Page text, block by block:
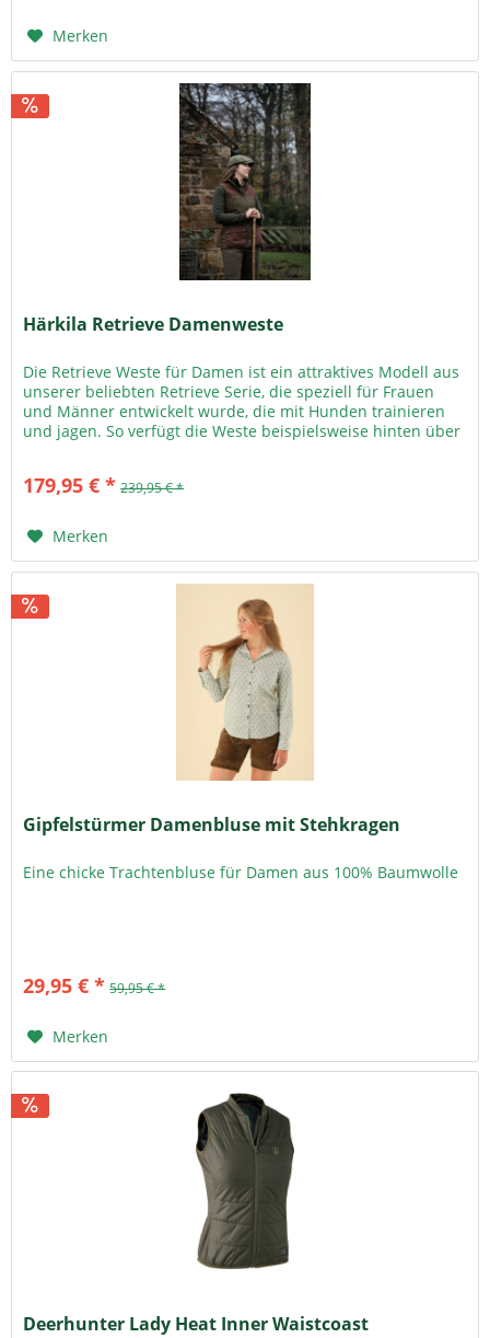
Merken
Härkila Retrieve Damenweste
Die Retrieve Weste für Damen ist ein attraktives Modell aus
unserer beliebten Retrieve Serie, die speziell für Frauen
und Männer entwickelt wurde, die mit Hunden trainieren
und jagen. So verfügt die Weste beispielsweise hinten über
179,95 € * 239,95 € *
Merken
Gipfelstürmer Damenbluse mit Stehkragen
Eine chicke Trachtenbluse für Damen aus 100% Baumwolle
29,95 € * 59,95 € *
Merken
Deerhunter Lady Heat Inner Waistcoast